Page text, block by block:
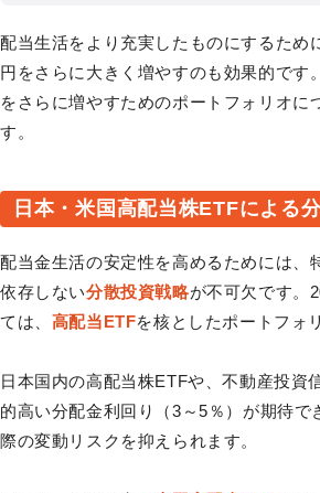
配当生活をより充実したものにするため
円をさらに大きく増やすのも効果的です
をさらに増やすためのポートフォリオに
す。
日本・米国高配当株ETFによる
配当金生活の安定性を高めるためには、
依存しない分散投資戦略が不可欠です。
ては、 高配当ETFを核としたポートフォ
日本国内の高配当株ETFや、不動産投資
的高い分配金利回り（3～5％）が期待で
際の変動リスクを抑えられます。